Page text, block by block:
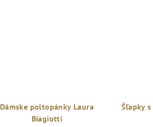
Dámske poltopánky Laura
Biagiotti
Šľapky